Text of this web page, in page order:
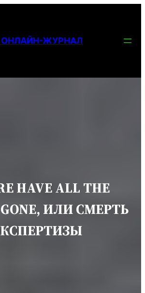
ЖУРНАЛ
HAVE ALL THE
GONE, ИЛИ СМЕРТЬ